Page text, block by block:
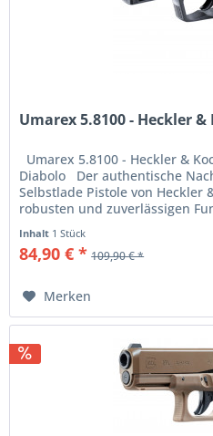
Umarex 5.8100 - Heckler &
Umarex 5.8100 - Heckler &
Diabolo Der authentische
Selbstlade Pistole von Heckler
robusten und zuverlässigen
Inhalt 1 Stück
84,90 € * 109,90 € *
Merken